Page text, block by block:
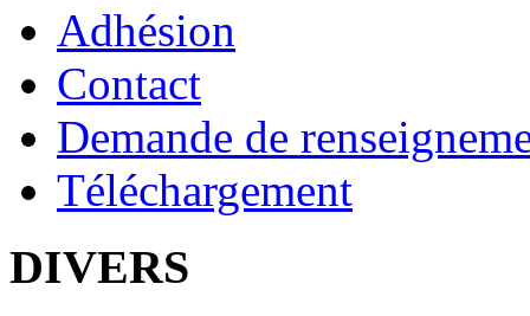
Adhésion
Contact
Demande de
Téléchargement
DIVERS